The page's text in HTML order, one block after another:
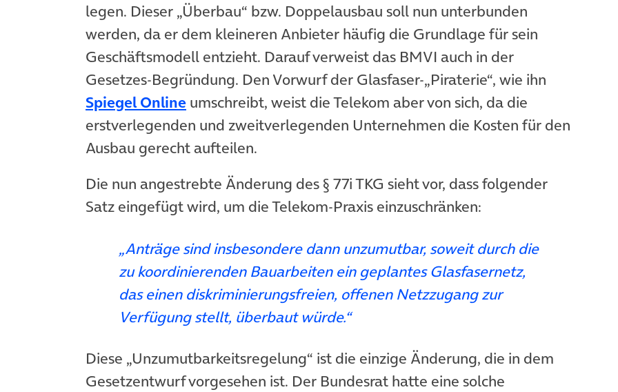
legen. Dieser „Überbau“ bzw. Doppelausbau soll nun unterbunden
werden, da er dem kleineren Anbieter häufig die Grundlage für sein
Geschäftsmodell entzieht. Darauf verweist das BMVI auch in der
Gesetzes-Begründung. Den Vorwurf der Glasfaser-„Piraterie“, wie ihn
Spiegel Online(öffnet in neuem Tab)
umschreibt, weist die Telekom aber von sich, da die
erstverlegenden und zweitverlegenden Unternehmen die Kosten für den
Ausbau gerecht aufteilen.
Die nun angestrebte Änderung des § 77i TKG sieht vor, dass folgender
Satz eingefügt wird, um die Telekom-Praxis einzuschränken:
„Anträge sind insbesondere dann unzumutbar, soweit durch die
zu koordinierenden Bauarbeiten ein geplantes Glasfasernetz,
das einen diskriminierungsfreien, offenen Netzzugang zur
Verfügung stellt, überbaut würde.“
Diese „Unzumutbarkeitsregelung“ ist die einzige Änderung, die in dem
Gesetzentwurf vorgesehen ist. Der Bundesrat hatte eine solche